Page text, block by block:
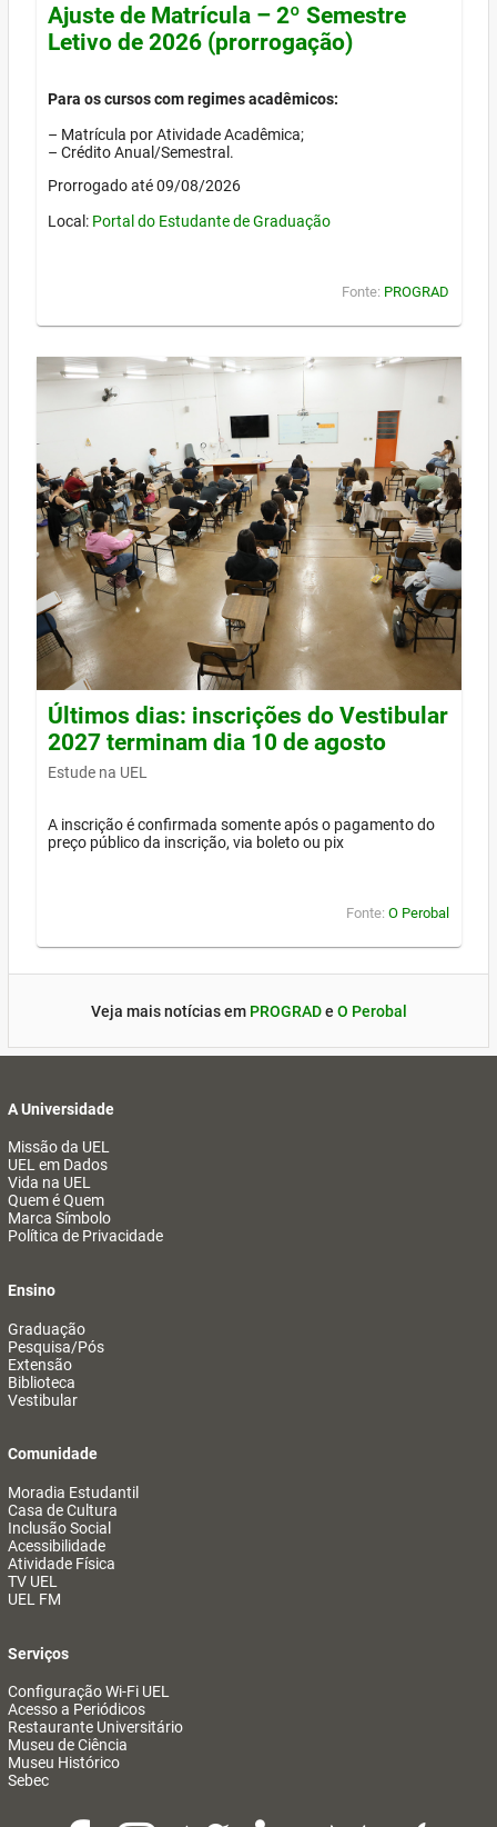
Ajuste de Matrícula – 2º Semestre
Letivo de 2026 (prorrogação)
Para os cursos com regimes acadêmicos:
– Matrícula por Atividade Acadêmica;
– Crédito Anual/Semestral.
Prorrogado até 09/08/2026
Local: Portal do Estudante de Graduação
Fonte: PROGRAD
Últimos dias: inscrições do Vestibular
2027 terminam dia 10 de agosto
Estude na UEL
A inscrição é confirmada somente após o pagamento do
preço público da inscrição, via boleto ou pix
Fonte: O Perobal
Veja mais notícias em PROGRADe O Perobal
A Universidade
Missão da UEL
UEL em Dados
Vida na UEL
Quem é Quem
Marca Símbolo
Política de Privacidade
Ensino
Graduação
Pesquisa/Pós
Extensão
Biblioteca
Vestibular
Comunidade
Moradia Estudantil
Casa de Cultura
Inclusão Social
Acessibilidade
Atividade Física
TV UEL
UEL FM
Serviços
Configuração Wi-Fi UEL
Acesso a Periódicos
Restaurante Universitário
Museu de Ciência
Museu Histórico
Sebec